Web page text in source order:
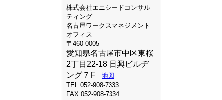
株式会社エニシードコンサル
ティング
名古屋ワークスマネジメント
オフィス
〒460-0005
愛知県名古屋市中区東桜
2丁目22-18 日興ビルヂ
ング７F
地図
TEL:052-908-7333
FAX:052-908-7334